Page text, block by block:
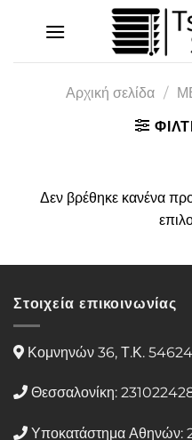
Αρχική σελίδα /
Δεν βρέθηκε κανένα
Στοιχεία επικοινωνίας
Κομνηνών 36, Τ.Κ.
Θεσσαλονίκη:
Υποκατάστημα Αθηνών: